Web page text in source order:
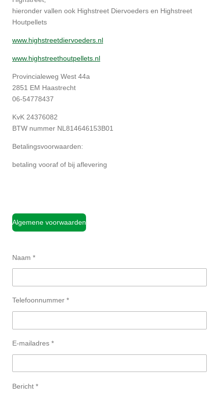
hieronder vallen ook Highstreet Diervoeders en Highstreet
Houtpellets
www.highstreetdiervoeders.nl
www.highstreethoutpellets.nl
Provincialeweg West 44a
2851 EM Haastrecht
06-54778437
KvK 24376082
BTW nummer NL814646153B01
Betalingsvoorwaarden:
betaling vooraf of bij aflevering
Algemene voorwaarden
Naam *
Telefoonnummer *
E-mailadres *
Bericht *